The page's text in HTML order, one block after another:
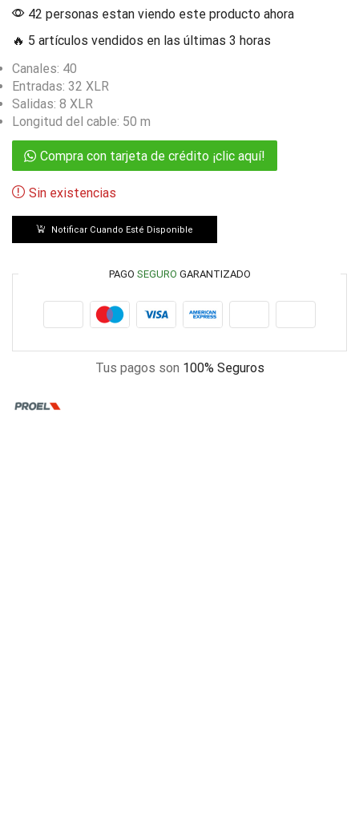
42 personas estan viendo este producto ahora
🔥 5 artículos vendidos en las últimas 3 horas
Canales: 40
Entradas: 32 XLR
Salidas: 8 XLR
Longitud del cable: 50 m
Compra con tarjeta de crédito ¡clic aquí!
Sin existencias
Notificar Cuando Esté Disponible
PAGO SEGURO GARANTIZADO
Tus pagos son 100% Seguros